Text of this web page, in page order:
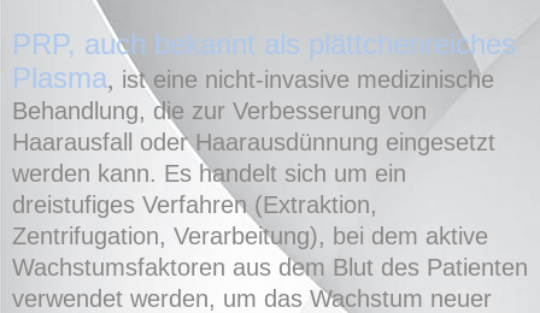
PRP, auch bekannt als plättchenreiches
Plasma, ist eine nicht-invasive medizinische
Behandlung, die zur Verbesserung von
Haarausfall oder Haarausdünnung eingesetzt
werden kann. Es handelt sich um ein
dreistufiges Verfahren (Extraktion,
Zentrifugation, Verarbeitung), bei dem aktive
Wachstumsfaktoren aus dem Blut des Patienten
verwendet werden, um das Wachstum neuer